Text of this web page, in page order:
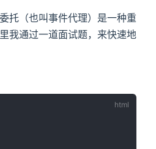
托（也叫事件代理）是一种重
我通过一道面试题，来快速地